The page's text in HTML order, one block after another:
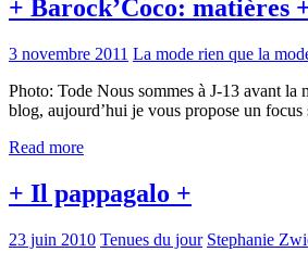
+ Barock’Coco: matières
3 novembre 2011 La mode rien que la
Photo: Tode Nous sommes à J-13 avant
blog, aujourd’hui je vous propose un
Read more
+ Il pappagalo +
23 juin 2010 Tenues du jour Stephanie